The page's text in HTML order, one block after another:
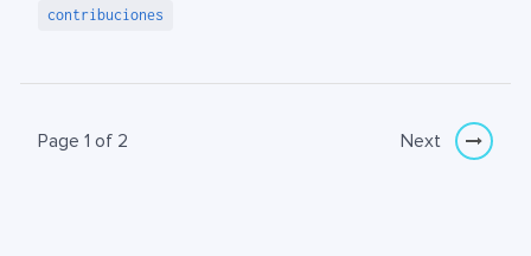
contribuciones
Page 1 of 2 Next